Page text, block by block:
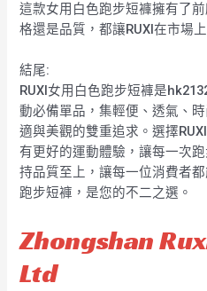
這款女用白色跑步短褲擁有了
格還是品質，都讓RUXI在市場
結尾:
RUXI女用白色跑步短褲是
動必備單品，集輕便、透氣、
適與美觀的雙重追求。選擇
有更好的運動體驗，讓每一次
持品質至上，讓每一位消費者
跑步短褲，是您的不二之選。
Zhongshan
Ltd